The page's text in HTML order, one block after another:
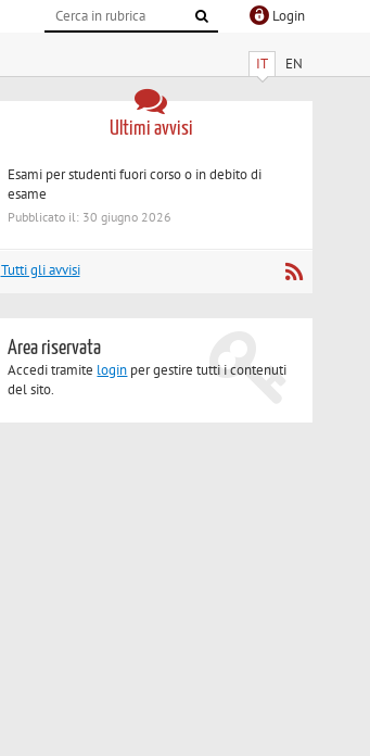
Login
IT EN
Ultimi avvisi
Esami per studenti fuori corso o in debito di
esame
Pubblicato il: 30 giugno 2026
Tutti gli avvisi
Area riservata
Accedi tramite login per gestire tutti i contenuti
del sito.